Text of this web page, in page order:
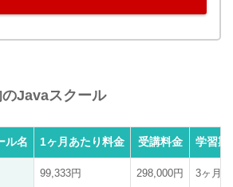
Javaスクール
ル名 1ヶ月あたり料金 受講料金 学習期
99,333円 298,000円 3ヶ月